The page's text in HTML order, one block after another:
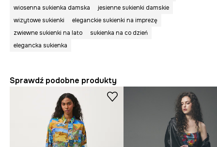
wiosenna sukienka damska
jesienne sukienki damskie
wizytowe sukienki
eleganckie sukienki na imprezę
zwiewne sukienki na lato
sukienka na co dzień
elegancka sukienka
Sprawdź podobne produkty